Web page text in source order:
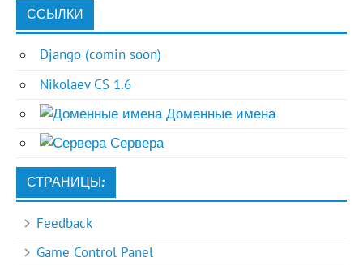
ССЫЛКИ
Django (comin soon)
Nikolaev CS 1.6
Доменные имена
Сервера
СТРАНИЦЫ:
Feedback
Game Control Panel